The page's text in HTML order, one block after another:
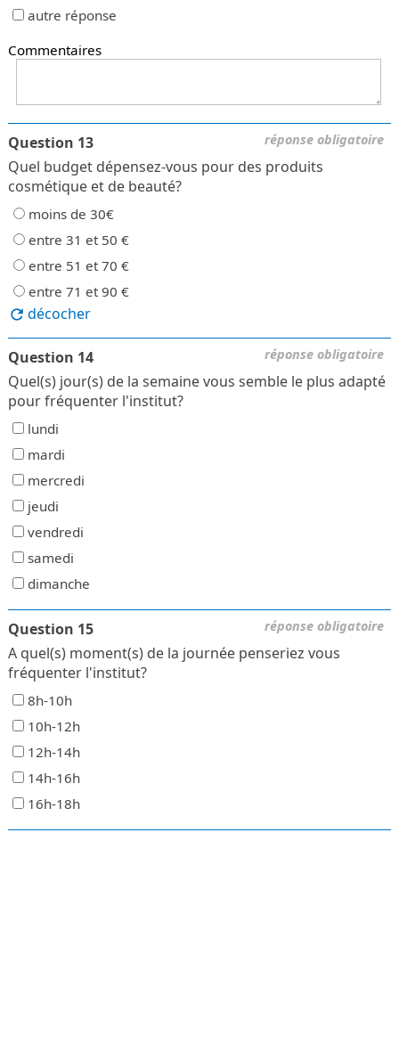
autre réponse
Commentaires
réponse obligatoire
Question 13
Quel budget dépensez-vous pour des produits
cosmétique et de beauté?
moins de 30€
entre 31 et 50 €
entre 51 et 70 €
entre 71 et 90 €
décocher
réponse obligatoire
Question 14
Quel(s) jour(s) de la semaine vous semble le plus adapté
pour fréquenter l'institut?
lundi
mardi
mercredi
jeudi
vendredi
samedi
dimanche
réponse obligatoire
Question 15
A quel(s) moment(s) de la journée penseriez vous
fréquenter l'institut?
8h-10h
10h-12h
12h-14h
14h-16h
16h-18h